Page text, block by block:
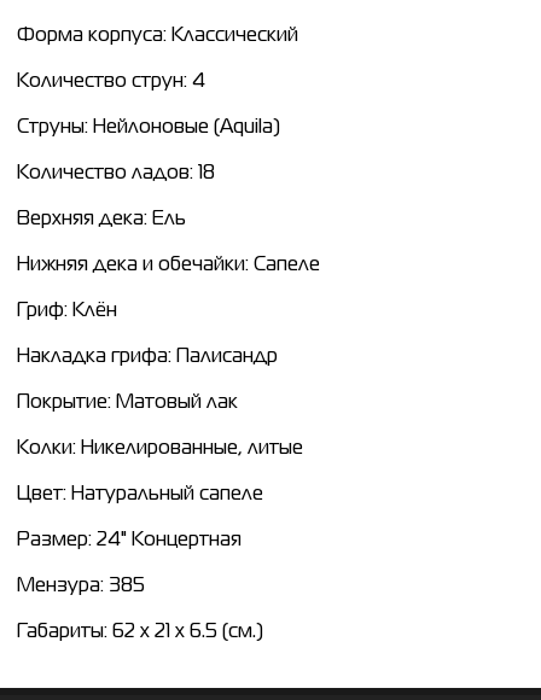
Форма корпуса: Классический
Количество струн: 4
Струны: Нейлоновые (Aquila)
Количество ладов: 18
Верхняя дека: Ель
Нижняя дека и обечайки: Сапеле
Гриф: Клён
Накладка грифа: Палисандр
Покрытие: Матовый лак
Колки: Никелированные, литые
Цвет: Натуральный сапеле
Размер: 24" Концертная
Мензура: 385
Габариты: 62 х 21 х 6.5 (см.)